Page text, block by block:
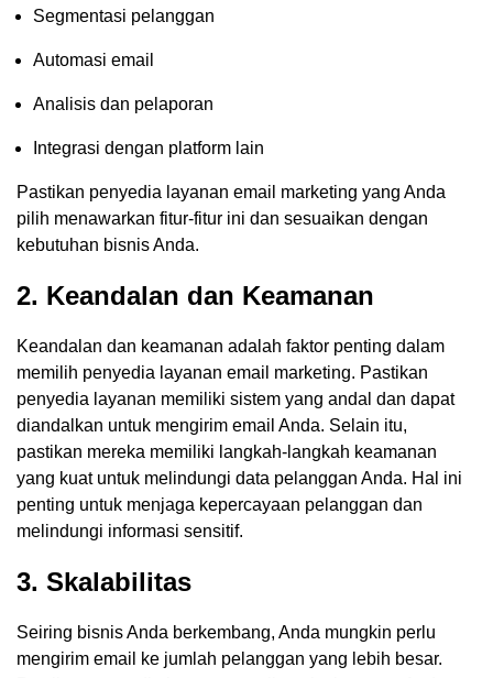
Segmentasi pelanggan
Automasi email
Analisis dan pelaporan
Integrasi dengan platform lain
Pastikan penyedia layanan email marketing yang Anda
pilih menawarkan fitur-fitur ini dan sesuaikan dengan
kebutuhan bisnis Anda.
2. Keandalan dan Keamanan
Keandalan dan keamanan adalah faktor penting dalam
memilih penyedia layanan email marketing. Pastikan
penyedia layanan memiliki sistem yang andal dan dapat
diandalkan untuk mengirim email Anda. Selain itu,
pastikan mereka memiliki langkah-langkah keamanan
yang kuat untuk melindungi data pelanggan Anda. Hal ini
penting untuk menjaga kepercayaan pelanggan dan
melindungi informasi sensitif.
3. Skalabilitas
Seiring bisnis Anda berkembang, Anda mungkin perlu
mengirim email ke jumlah pelanggan yang lebih besar.